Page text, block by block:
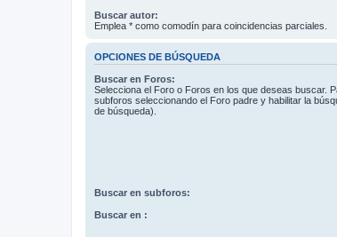
Buscar autor:
Emplea * como comodín para coincidencias parciales.
OPCIONES DE BÚSQUEDA
Buscar en Foros:
Selecciona el Foro o Foros en los que deseas buscar.
subforos seleccionando el Foro padre y habilitar la
de búsqueda).
Buscar en subforos:
Buscar en :